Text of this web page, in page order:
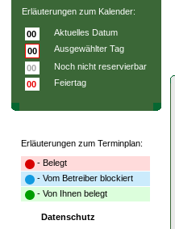
Erläuterungen zum Kalender:
00
Aktuelles Datum
00
Ausgewählter Tag
00
Noch nicht reservierbar
00
Feiertag
Erläuterungen zum Terminplan:
- Belegt
- Vom Betreiber blockiert
- Von Ihnen belegt
Datenschutz